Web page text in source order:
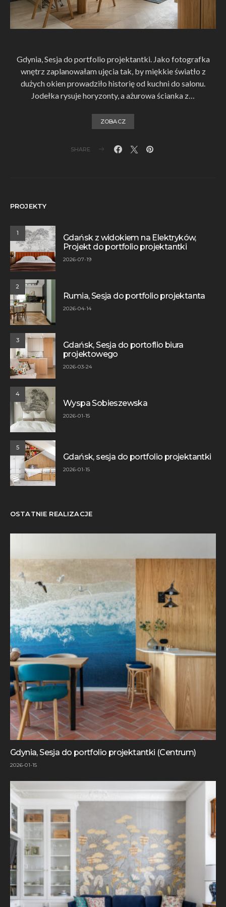
Gdynia, Sesja do portfolio projektantki. Jako fotografka
wnętrz zaplanowałam ujęcia tak, by miękkie światło z
dużych okien prowadziło historię od kuchni do salonu.
Jodełka rysuje horyzonty, a ażurowa ścianka z…
ZOBACZ
SHARE
PROJEKTY
1
Gdańsk z widokiem na Elektryków,
Projekt do portfolio projektantki
2026-07-19
2
Rumia, Sesja do portfolio projektanta
2026-04-14
3
Gdańsk, Sesja do portoflio biura
projektowego
2026-03-24
4
Wyspa Sobieszewska
2026-01-15
5
Gdańsk, sesja do portfolio projektantki
2026-01-15
OSTATNIE REALIZACJE
Gdynia, Sesja do portfolio projektantki (Centrum)
2026-01-15